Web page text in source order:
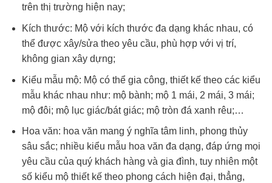
trên thị trường hiện nay;
Kích thước: Mộ với kích thước đa dạng khác nhau, có
thể được xây/sửa theo yêu cầu, phù hợp với vị trí,
không gian xây dựng;
Kiểu mẫu mộ: Mộ có thể gia công, thiết kế theo các kiểu
mẫu khác nhau như: mộ bành; mộ 1 mái, 2 mái, 3 mái;
mộ đôi; mộ lục giác/bát giác; mộ tròn đá xanh rêu;…
Hoa văn: hoa văn mang ý nghĩa tâm linh, phong thủy
sâu sắc; nhiều kiểu mẫu hoa văn đa dạng, đáp ứng mọi
yêu cầu của quý khách hàng và gia đình, tuy nhiên một
số kiểu mộ thiết kế theo phong cách hiện đại, thẳng,